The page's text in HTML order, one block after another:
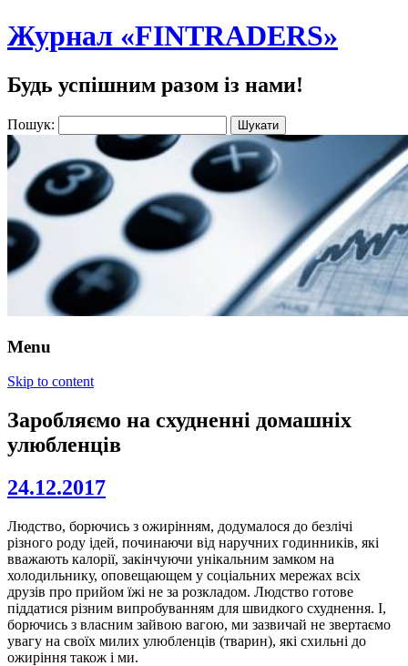
Журнал «FINTRADERS»
Будь успішним разом із нами!
Пошук:
Menu
Skip to content
Заробляємо на схудненні домашніх
улюбленців
24.12.2017
Людство, борючись з ожирінням, додумалося до безлічі
різного роду ідей, починаючи від наручних годинників, які
вважають калорії, закінчуючи унікальним замком на
холодильнику, оповещающем у соціальних мережах всіх
друзів про прийом їжі не за розкладом. Людство готове
піддатися різним випробуванням для швидкого схуднення. І,
борючись з власним зайвою вагою, ми зазвичай не звертаємо
увагу на своїх милих улюбленців (тварин), які схильні до
ожиріння також і ми.